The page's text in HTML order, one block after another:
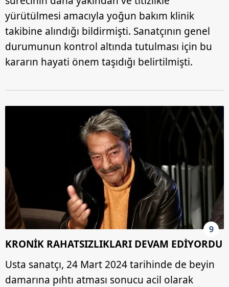
hazırlanmış Aydınlatma Metnimizi okumak ve sitemizde
ilgili mevzuata uygun olarak kullanılan çerezlerle ilgili bilgi
almak için lütfentıklayınız.
yürütülmesi amacıyla yoğun bakım klinik
takibine alındığı bildirmişti. Sanatçının genel
durumunun kontrol altında tutulması için bu
kararın hayati önem taşıdığı belirtilmişti.
9
KRONİK RAHATSIZLIKLARI DEVAM EDİYORDU
Usta sanatçı, 24 Mart 2024 tarihinde de beyin
damarına pıhtı atması sonucu acil olarak